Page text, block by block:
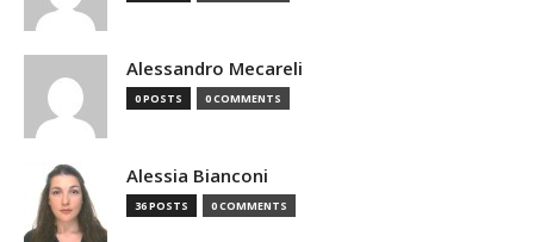
Alessandro Mecareli
0 POSTS 0 COMMENTS
Alessia Bianconi
36 POSTS 0 COMMENTS